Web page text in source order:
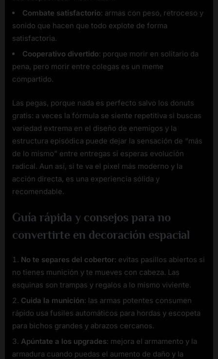
Combate satisfactorio: armas con peso, retroceso y
sonido que hacen que todo explote de forma
satisfactoria.
Cooperativo divertido: porque morir en solitario da
pena, pero morir entre colegas es un meme
compartido.
Las pegas, porque nada es perfecto salvo los donuts
gratis: a veces la fórmula se siente repetitiva si buscas
variedad extrema en el diseño de enemigos y la
estructura episódica puede dejar la sensación de “más
de lo mismo” entre entregas si esperas evolución
radical. Aun así, si te va el pixel más moderno y la
acción directa, es una experiencia sólida y
recomendable.
Guía rápida y consejos para no
convertirte en decoración espacial
No te separes del cobertor: evitas pasillos abiertos si
no tienes munición y te mueves con cabeza. Las
esquinas son trampas y regalos a lo mismo viviente.
Cuida la munición: las armas potentes consumen
rápido usa fusiles automáticos para hordas y escopeta
para bichos grandes y abrazos cercanos.
Apúntate a los upgrades: mejora el armamento y la
armadura cuando puedas el aumento de daño y la